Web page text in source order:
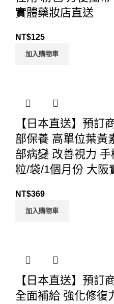
實體藥妝店直送
NT$125
加入購物車
【日本直送】預訂
部保養 高單位葉黃
部病變 改善視力
粒/袋/1個月份 大阪
NT$369
加入購物車
【日本直送】預訂
全面補給 強化修復